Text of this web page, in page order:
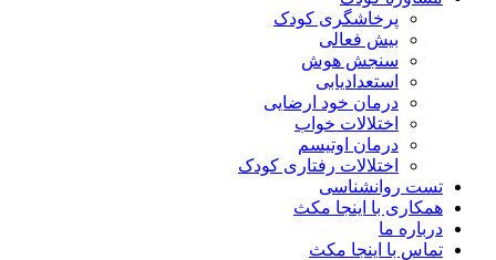
پرخاشگری کودک
بیش فعالی
سنجش هوش
استعدادیابی
درمان خود ارضایی
اختلالات خواب
درمان اوتیسم
اختلالات رفتاری کودک
تست روانشناسی
همکاری با اینجا مکث
درباره ما
تماس با اینجا مکث